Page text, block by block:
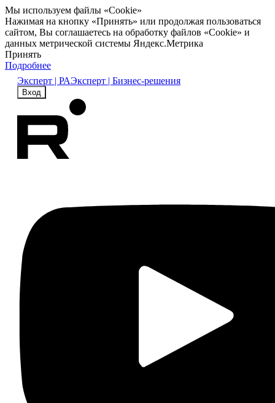
Мы используем файлы «Cookie»
Нажимая на кнопку «Принять» или продолжая пользоваться
сайтом, Вы соглашаетесь на обработку файлов «Cookie» и
данных метрической системы Яндекс.Метрика
Принять
Подробнее
Эксперт | РАЭксперт | Бизнес-решения
Вход